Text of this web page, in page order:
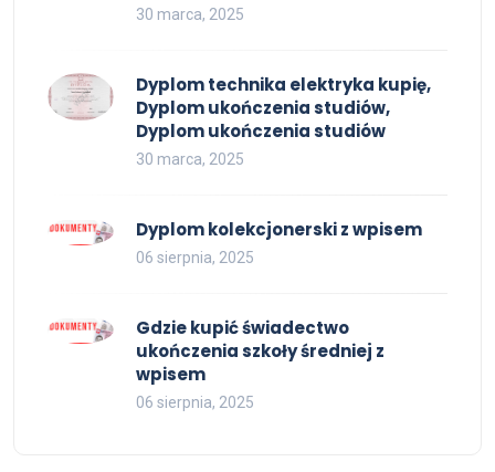
30 marca, 2025
Dyplom technika elektryka kupię,
Dyplom ukończenia studiów,
Dyplom ukończenia studiów
30 marca, 2025
Dyplom kolekcjonerski z wpisem
06 sierpnia, 2025
Gdzie kupić świadectwo
ukończenia szkoły średniej z
wpisem
06 sierpnia, 2025